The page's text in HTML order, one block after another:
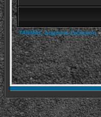
TARMAC Δημόσια Συζήτηση»